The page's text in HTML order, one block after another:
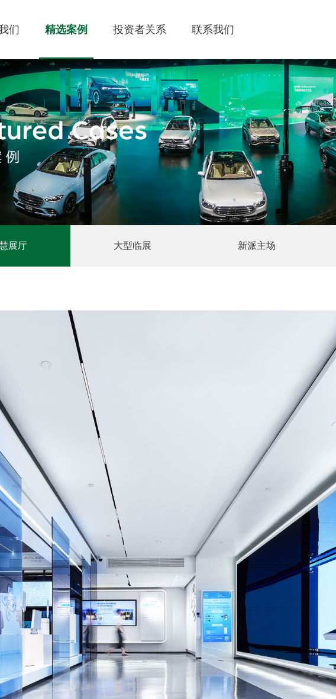
们 精选案例 投资者关系 联系我们
展厅 大型临展 新派主场